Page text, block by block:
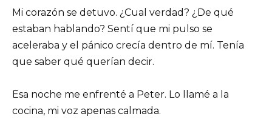
Mi corazón se detuvo. ¿Cual verdad? ¿De qué
estaban hablando? Sentí que mi pulso se
aceleraba y el pánico crecía dentro de mí. Tenía
que saber qué querían decir.
Esa noche me enfrenté a Peter. Lo llamé a la
cocina, mi voz apenas calmada.